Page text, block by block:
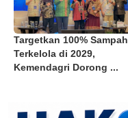
Targetkan 100% Sampah
Terkelola di 2029,
Kemendagri Dorong ...